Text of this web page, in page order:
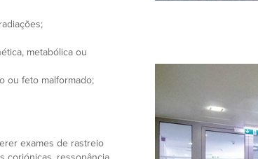
metabólica ou
ou feto malformado;
exames de rastreio